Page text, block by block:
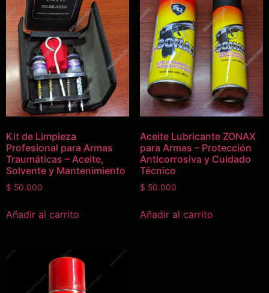
Kit de Limpieza
Profesional para Armas
Traumáticas – Aceite,
Solvente y Mantenimiento
$ 50.000
Añadir al carrito
Aceite Lubricante ZONAX
para Armas – Protección
Anticorrosiva y Cuidado
Técnico
$ 50.000
Añadir al carrito